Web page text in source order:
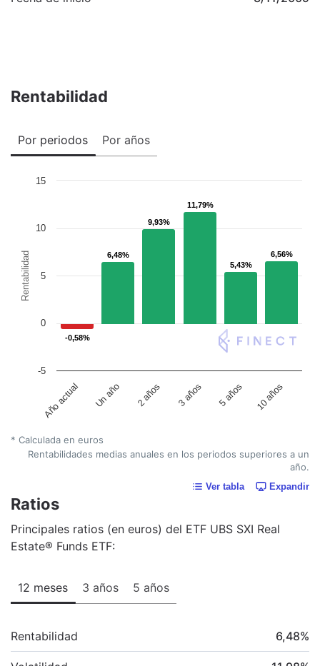
Rentabilidad
Por periodos Por años
Rentabilidad
-0,58%
-0,58%
6,48%
6,48%
9,93%
9,93%
11,79%
11,79%
5,43%
5,43%
6,56%
6,56%
Año actual Un año 2 años 3 años 5 años 10 años
0
10
-5
5
15
* Calculada en euros
Rentabilidades medias anuales en los periodos superiores a un
año.
Ver tabla Expandir
Ratios
Principales ratios (en euros) del ETF UBS SXI Real
Estate® Funds ETF:
12 meses 3 años 5 años
Rentabilidad 6,48%